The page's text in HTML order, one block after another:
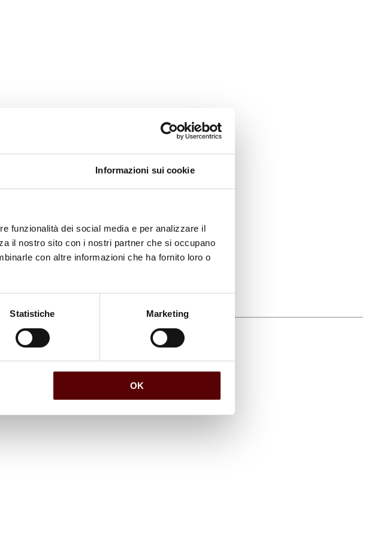
Informazioni sui cookie
funzionalità dei social media e per analizzare il
il nostro sito con i nostri partner che si occupano
con altre informazioni che ha fornito loro o
Statistiche Marketing
OK